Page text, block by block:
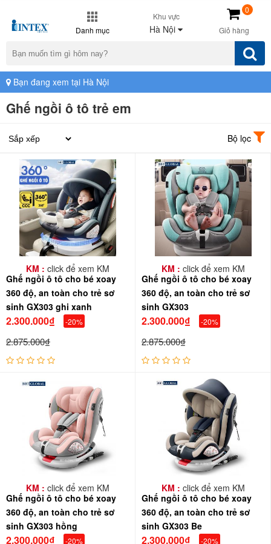
Danh mục
Khu vực
Hà Nội Giỏ hàng
0
Bạn đang xem tại Hà Nội
Ghế ngồi ô tô trẻ em
Bộ lọc
KM : click để xem KM
Ghế ngồi ô tô cho bé xoay
360 độ, an toàn cho trẻ sơ
sinh GX303 ghi xanh
2.300.000₫ -20%
2.875.000₫
KM : click để xem KM
Ghế ngồi ô tô cho bé xoay
360 độ, an toàn cho trẻ sơ
sinh GX303
2.300.000₫ -20%
2.875.000₫
KM : click để xem KM
Ghế ngồi ô tô cho bé xoay
360 độ, an toàn cho trẻ sơ
sinh GX303 hồng
2.300.000₫ -20%
KM : click để xem KM
Ghế ngồi ô tô cho bé xoay
360 độ, an toàn cho trẻ sơ
sinh GX303 Be
2.300.000₫ -20%